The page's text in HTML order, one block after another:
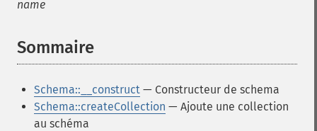
name
Sommaire
Schema::__construct — Constructeur de schema
Schema::createCollection — Ajoute une collection
au schéma